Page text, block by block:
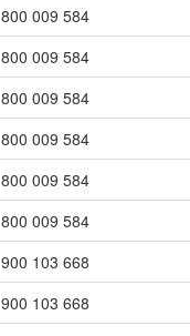
800 009 584
800 009 584
800 009 584
800 009 584
800 009 584
800 009 584
900 103 668
900 103 668